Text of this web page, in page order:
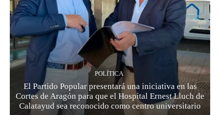
POLÍTICA
El Partido Popular presentará una iniciativa en las
Cortes de Aragón para que el Hospital Ernest Lluch de
Calatayud sea reconocido como centro universitario